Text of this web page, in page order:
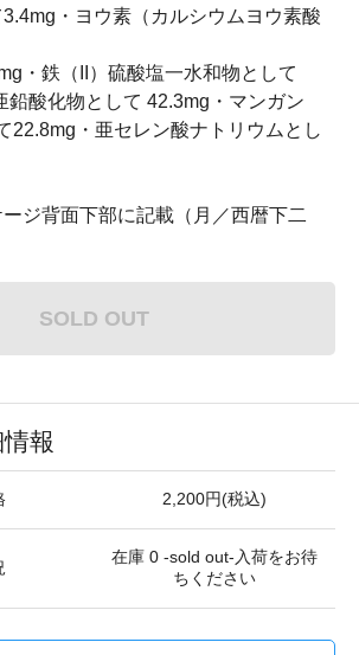
・ヨウ素（カルシウムヨウ素酸
・鉄（II）硫酸塩一水和物として
鉛酸化物として 42.3mg・マンガン
22.8mg・亜セレン酸ナトリウムとし
ジ背面下部に記載（月／西暦下二
SOLD OUT
報
2,200円(税込)
在庫 0 -sold out-入荷をお待
ちください